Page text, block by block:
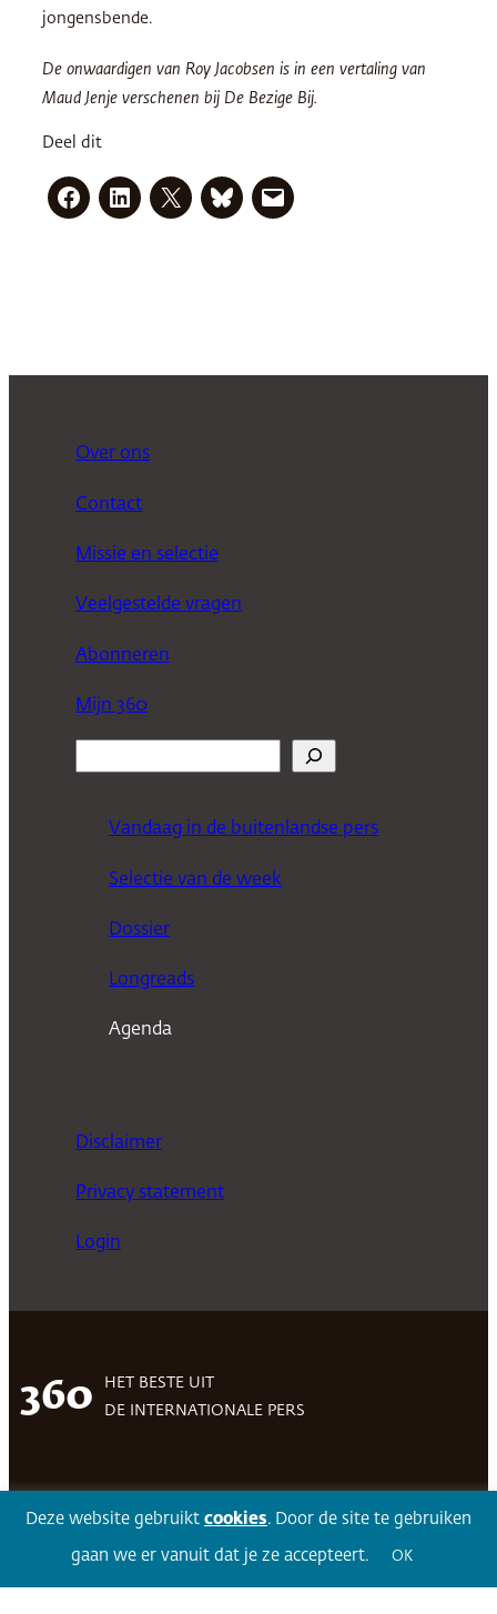
jongensbende.
De onwaardigen van Roy Jacobsen is in een vertaling van
Maud Jenje verschenen bij De Bezige Bij.
Deel dit
Over ons
Contact
Missie en selectie
Veelgestelde vragen
Abonneren
Mijn 360
Vandaag in de buitenlandse pers
Selectie van de week
Dossier
Longreads
Agenda
Disclaimer
Privacy statement
Login
360
HET BESTE UIT
DE INTERNATIONALE PERS
Volg 360Facebook LinkedIn Twitter
Deze website gebruikt cookies. Door de site te gebruiken
gaan we er vanuit dat je ze accepteert. OK